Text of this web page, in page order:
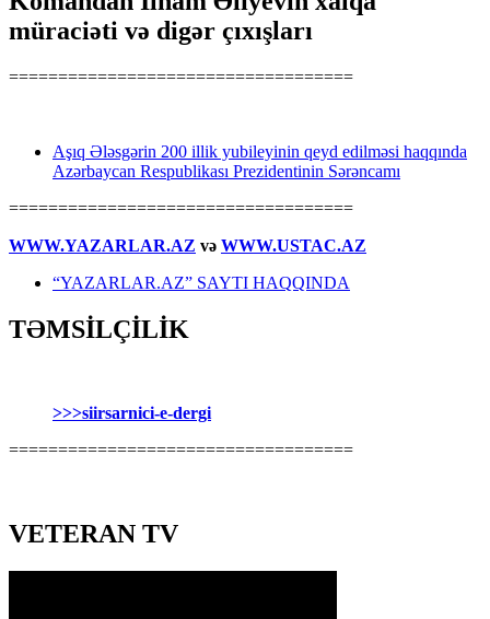
müraciəti və digər çıxışları
===================================
Aşıq Ələsgərin 200 illik yubileyinin qeyd edilməsi haqqında
Azərbaycan Respublikası Prezidentinin Sərəncamı
===================================
WWW.YAZARLAR.AZ və WWW.USTAC.AZ
“YAZARLAR.AZ” SAYTI HAQQINDA
TƏMSİLÇİLİK
>>>siirsarnici-e-dergi
===================================
VETERAN TV